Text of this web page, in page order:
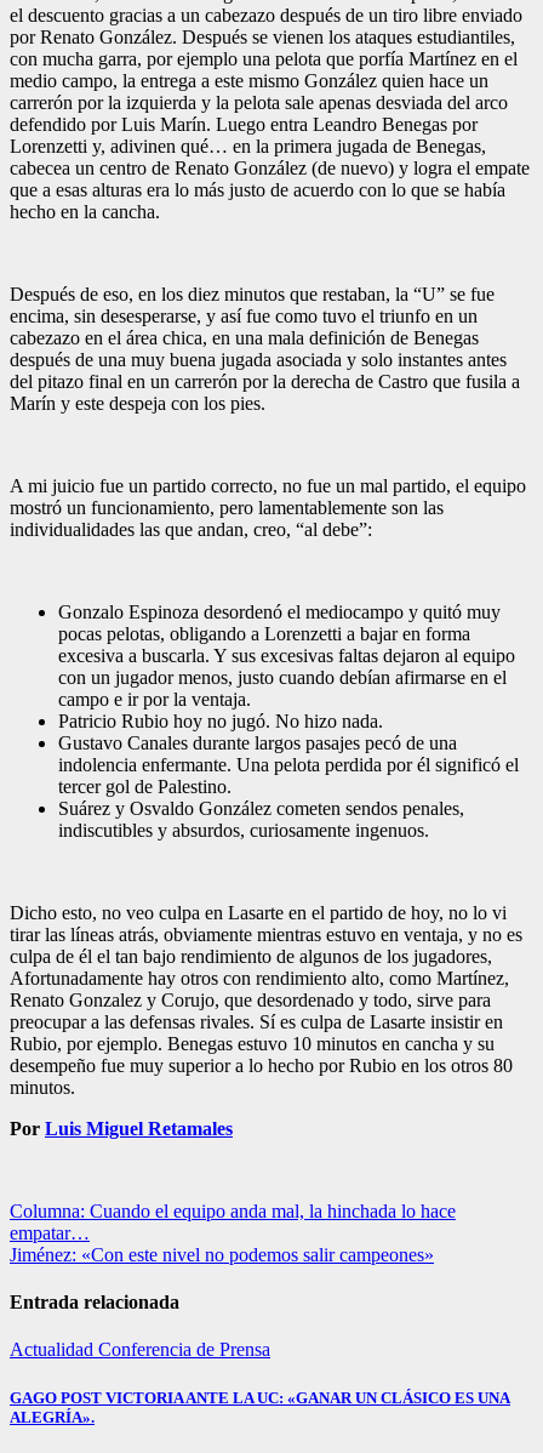
el descuento gracias a un cabezazo después de un tiro libre enviado
por Renato González. Después se vienen los ataques estudiantiles,
con mucha garra, por ejemplo una pelota que porfía Martínez en el
medio campo, la entrega a este mismo González quien hace un
carrerón por la izquierda y la pelota sale apenas desviada del arco
defendido por Luis Marín. Luego entra Leandro Benegas por
Lorenzetti y, adivinen qué… en la primera jugada de Benegas,
cabecea un centro de Renato González (de nuevo) y logra el empate
que a esas alturas era lo más justo de acuerdo con lo que se había
hecho en la cancha.
Después de eso, en los diez minutos que restaban, la “U” se fue
encima, sin desesperarse, y así fue como tuvo el triunfo en un
cabezazo en el área chica, en una mala definición de Benegas
después de una muy buena jugada asociada y solo instantes antes
del pitazo final en un carrerón por la derecha de Castro que fusila a
Marín y este despeja con los pies.
A mi juicio fue un partido correcto, no fue un mal partido, el equipo
mostró un funcionamiento, pero lamentablemente son las
individualidades las que andan, creo, “al debe”:
Gonzalo Espinoza desordenó el mediocampo y quitó muy
pocas pelotas, obligando a Lorenzetti a bajar en forma
excesiva a buscarla. Y sus excesivas faltas dejaron al equipo
con un jugador menos, justo cuando debían afirmarse en el
campo e ir por la ventaja.
Patricio Rubio hoy no jugó. No hizo nada.
Gustavo Canales durante largos pasajes pecó de una
indolencia enfermante. Una pelota perdida por él significó el
tercer gol de Palestino.
Suárez y Osvaldo González cometen sendos penales,
indiscutibles y absurdos, curiosamente ingenuos.
Dicho esto, no veo culpa en Lasarte en el partido de hoy, no lo vi
tirar las líneas atrás, obviamente mientras estuvo en ventaja, y no es
culpa de él el tan bajo rendimiento de algunos de los jugadores,
Afortunadamente hay otros con rendimiento alto, como Martínez,
Renato Gonzalez y Corujo, que desordenado y todo, sirve para
preocupar a las defensas rivales. Sí es culpa de Lasarte insistir en
Rubio, por ejemplo. Benegas estuvo 10 minutos en cancha y su
desempeño fue muy superior a lo hecho por Rubio en los otros 80
minutos.
Por Luis Miguel Retamales
Navegación
de
Columna: Cuando el equipo anda mal, la hinchada lo hace
empatar…
Jiménez: «Con este nivel no podemos salir campeones»
Entrada relacionada
Actualidad Conferencia de Prensa
GAGO POST VICTORIA ANTE LA UC: «GANAR UN CLÁSICO ES UNA
ALEGRÍA».